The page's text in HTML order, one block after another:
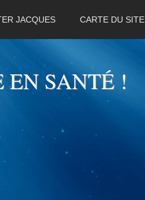
JACQUES CARTE DU SITE
EN SANTÉ !